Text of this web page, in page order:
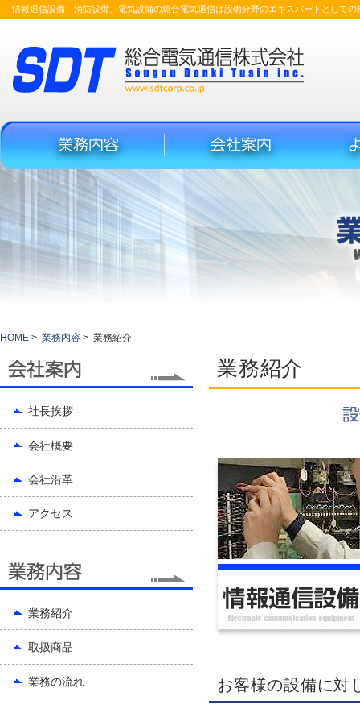
情報通信設備、消防設備、電気設備の総合電気通信は設備分野のエキスパートとして
HOME 業務内容 業務紹介
業務紹介
お客様の設備に対
社長挨拶
会社概要
会社沿革
アクセス
業務紹介
取扱商品
業務の流れ